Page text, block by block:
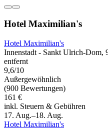
Hotel Maximilian's
Hotel Maximilian's
Innenstadt - Sankt Ulrich-Dom,
entfernt
9,6/10
Außergewöhnlich
(900 Bewertungen)
161 €
inkl. Steuern & Gebühren
17. Aug.–18. Aug.
Hotel Maximilian's